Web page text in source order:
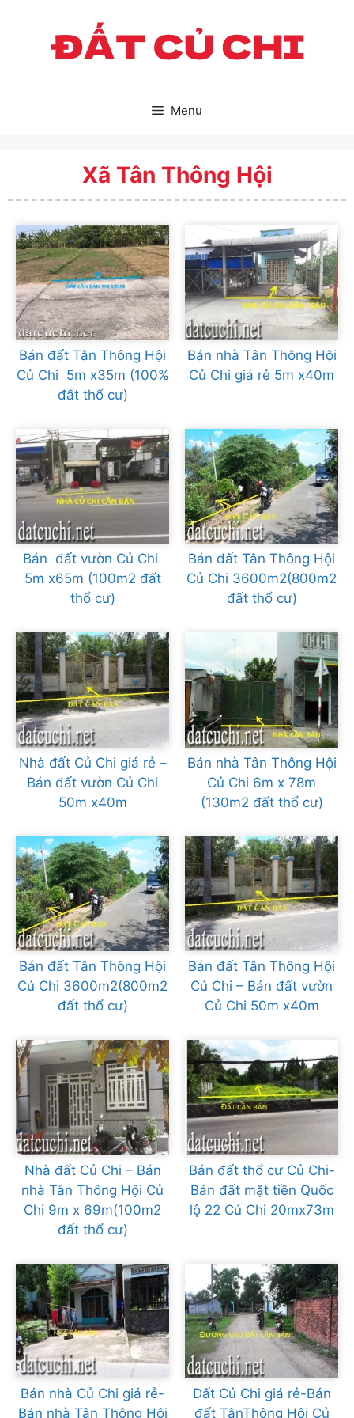
Menu
Xã Tân Thông Hội
Bán đất Tân Thông Hội
Củ Chi 5m x35m (100%
đất thổ cư)
Bán nhà Tân Thông Hội
Củ Chi giá rẻ 5m x40m
Bán đất vườn Củ Chi
5m x65m (100m2 đất
thổ cư)
Bán đất Tân Thông Hội
Củ Chi 3600m2(800m2
đất thổ cư)
Nhà đất Củ Chi giá rẻ –
Bán đất vườn Củ Chi
50m x40m
Bán nhà Tân Thông Hội
Củ Chi 6m x 78m
(130m2 đất thổ cư)
Bán đất Tân Thông Hội
Củ Chi 3600m2(800m2
đất thổ cư)
Bán đất Tân Thông Hội
Củ Chi – Bán đất vườn
Củ Chi 50m x40m
Nhà đất Củ Chi – Bán
nhà Tân Thông Hội Củ
Chi 9m x 69m(100m2
đất thổ cư)
Bán đất thổ cư Củ Chi-
Bán đất mặt tiền Quốc
lộ 22 Củ Chi 20mx73m
Bán nhà Củ Chi giá rẻ-
Bán nhà Tân Thông Hội
Đất Củ Chi giá rẻ-Bán
đất TânThông Hội Củ